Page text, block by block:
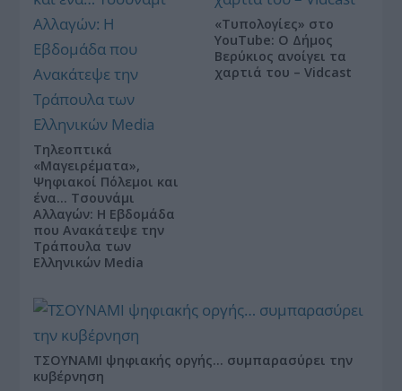
Τηλεοπτικά
«Μαγειρέματα»,
Ψηφιακοί Πόλεμοι και
ένα… Τσουνάμι
Αλλαγών: Η Εβδομάδα
που Ανακάτεψε την
Τράπουλα των
Ελληνικών Media
«Τυπολογίες» στο
YouTube: Ο Δήμος
Βερύκιος ανοίγει τα
χαρτιά του – Vidcast
ΤΣΟΥΝΑΜΙ ψηφιακής οργής… συμπαρασύρει την
κυβέρνηση